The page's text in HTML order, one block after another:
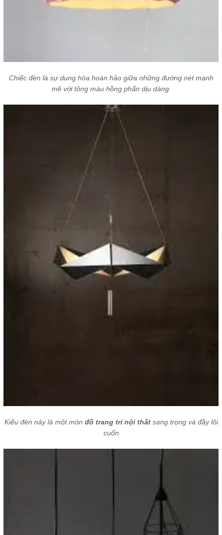
Chiếc đèn là sự dung hòa hoàn hảo giữa những đường nét mạnh
mẽ với tông màu hồng phấn dịu dàng.
Kiểu đèn này là một món đồ trang trí nội thấtsang trọng và đầy lôi
cuốn